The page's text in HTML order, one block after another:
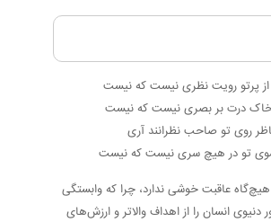
پرتو رویت نظری نیست که نیست
درت بر بصری نیست که نیست
روی تو صاحب نظرانند آری
تو در هیچ سری نیست که نیست
عاقبت خوشی ندارد، چرا که وابستگی
دنیوی انسان را از اهداف والاتر و ارزش‌های